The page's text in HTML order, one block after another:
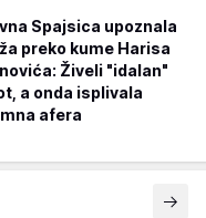
Spajsica upoznala
preko kume Harisa
Živeli "idalan"
a onda isplivala
afera